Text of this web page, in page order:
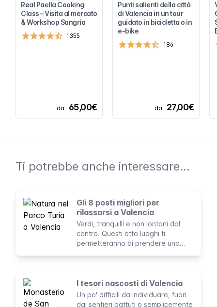
Real Paella Cooking
Class – Visita al mercato
& Workshop Sangría
1355
da 65,00€
Punti salienti della città
di Valencia in un tour
guidato in bicicletta o in
e-bike
186
da 27,00€
Ti potrebbe anche interessare...
Gli 8 posti migliori per
rilassarsi a Valencia
Verdi, tranquilli e non lontani dal
centro. Questi otto luoghi ti
permetteranno di prendere una
I tesori nascosti di Valencia
Un po' difficili da individuare, fuori
dai sentieri battuti o semplicemente